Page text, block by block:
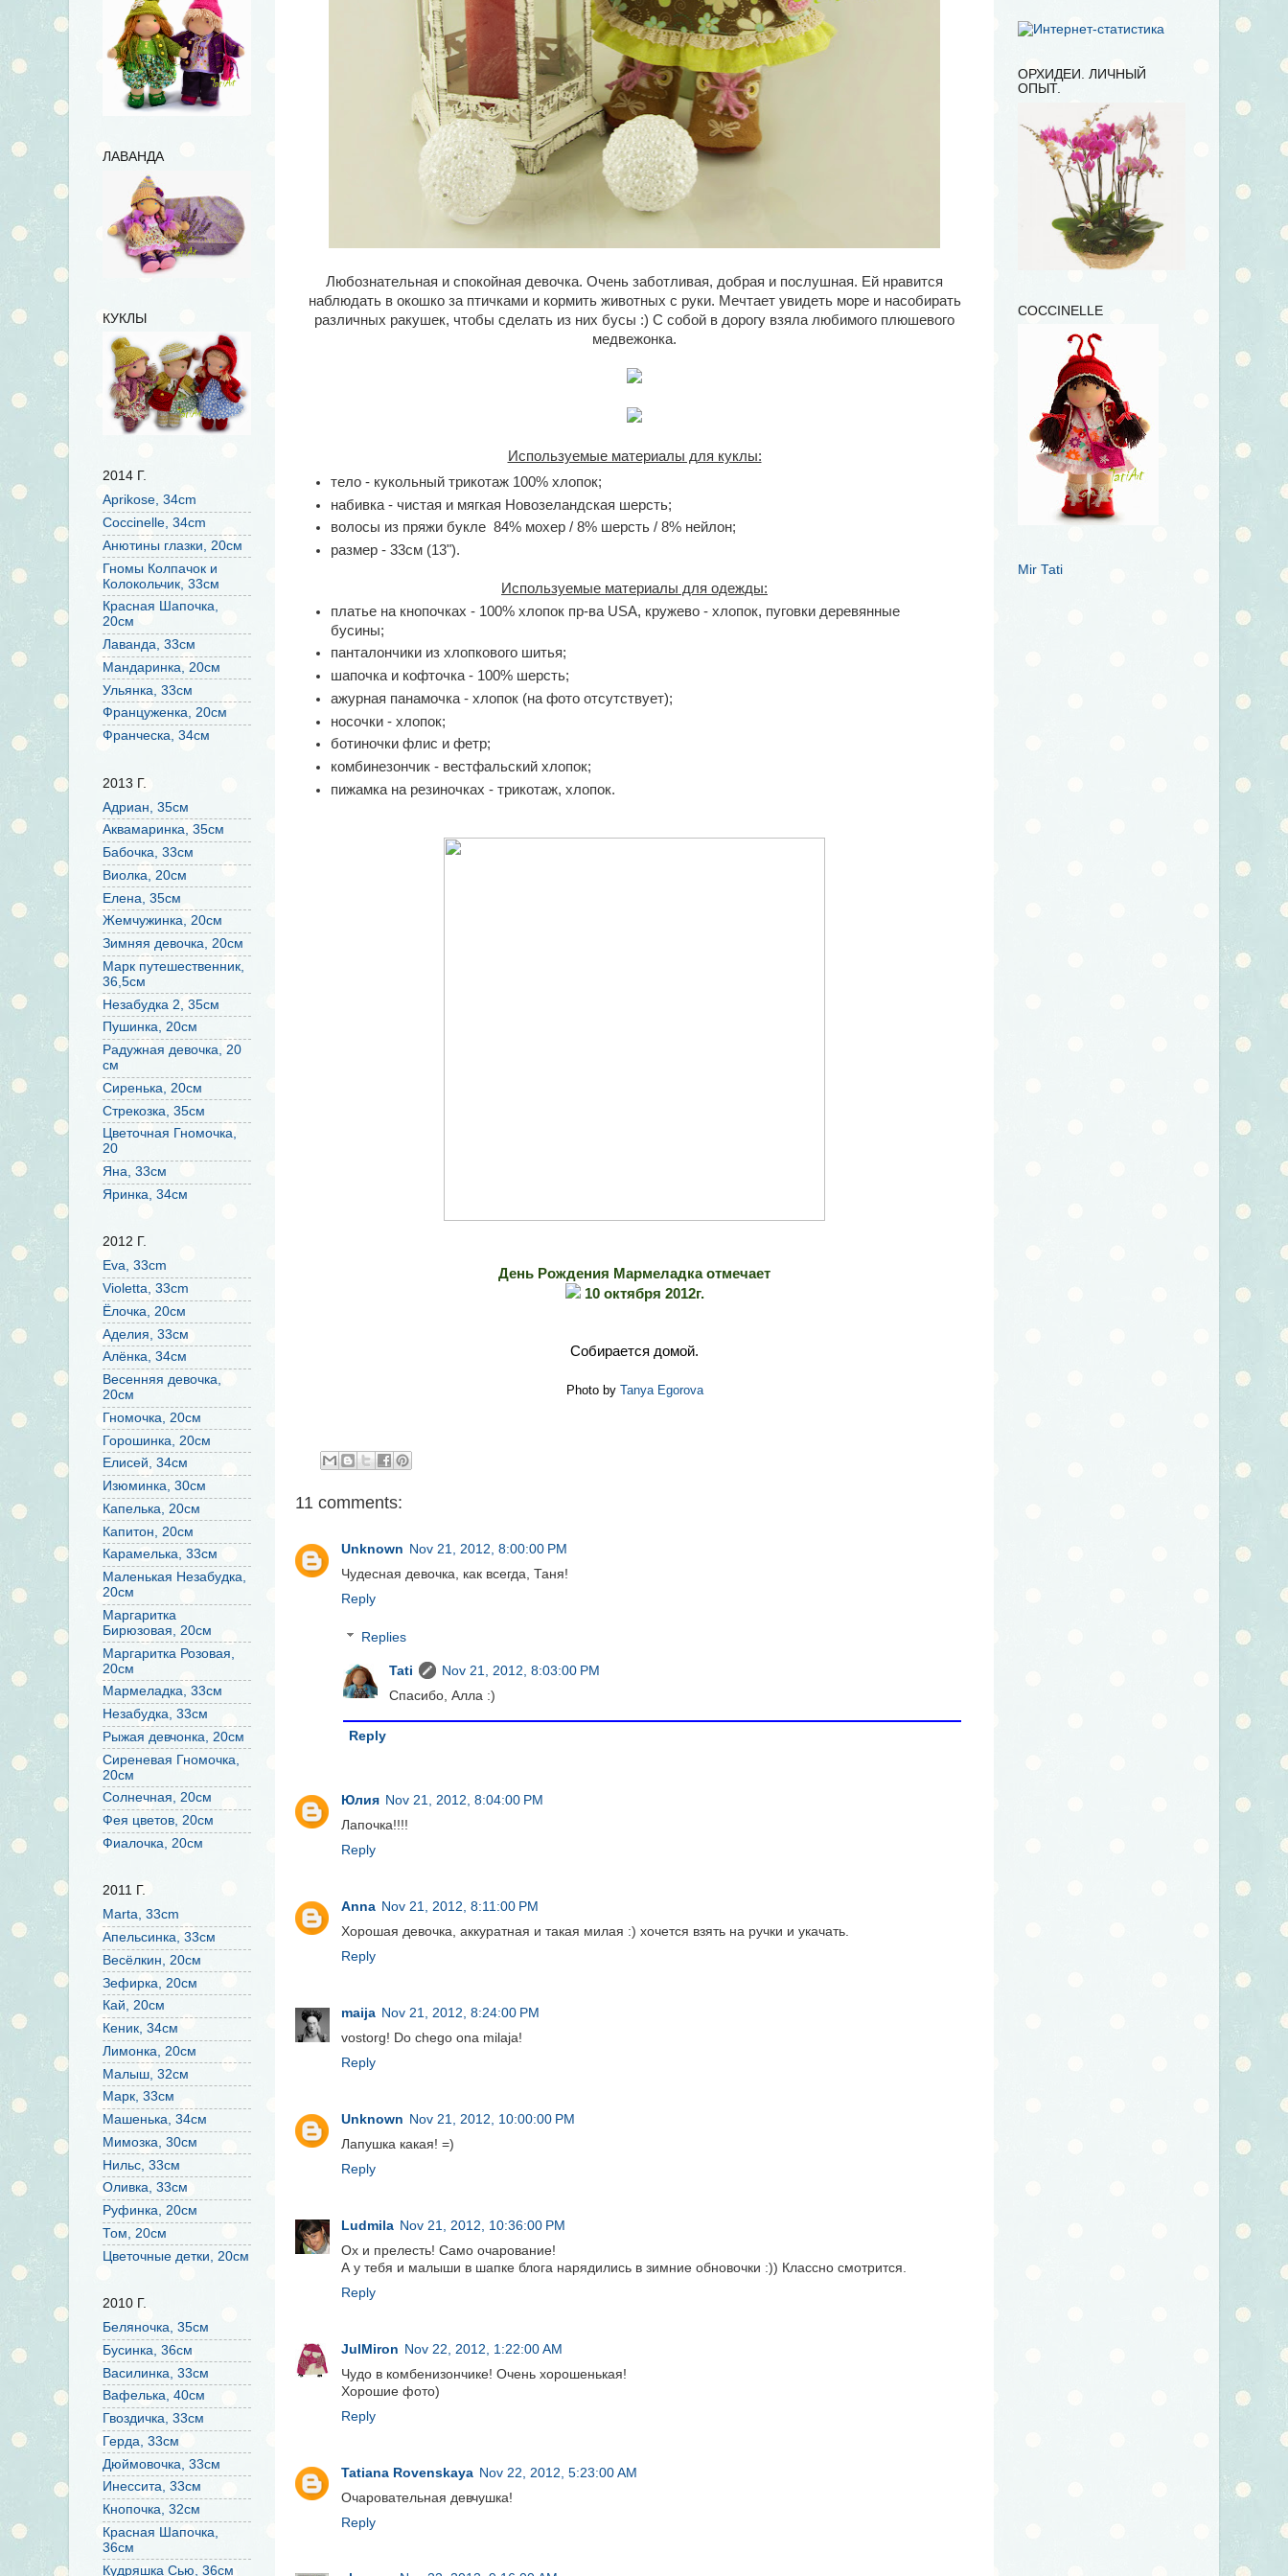
Любознательная и спокойная девочка. Очень заботливая, добрая и послушная. Ей нравится
наблюдать в окошко за птичками и кормить животных с руки. Мечтает увидеть море и насобирать
различных ракушек, чтобы сделать из них бусы :) С собой в дорогу взяла любимого плюшевого
медвежонка.
Используемые материалы для куклы:
тело - кукольный трикотаж 100% хлопок;
набивка - чистая и мягкая Новозеландская шерсть;
волосы из пряжи букле 84% мохер / 8% шерсть / 8% нейлон;
размер - 33см (13").
Используемые материалы для одежды:
платье на кнопочках - 100% хлопок пр-ва USA, кружево - хлопок, пуговки деревянные
бусины;
панталончики из хлопкового шитья;
шапочка и кофточка - 100% шерсть;
ажурная панамочка - хлопок (на фото отсутствует);
носочки - хлопок;
ботиночки флис и фетр;
комбинезончик - вестфальский хлопок;
пижамка на резиночках - трикотаж, хлопок.
День Рождения Мармеладка отмечает
10 октября 2012г.
Собирается домой.
Photo by Tanya Egorova
11 comments:
Unknown Nov 21, 2012, 8:00:00 PM
Чудесная девочка, как всегда, Таня!
Reply
Replies
Tati
Nov 21, 2012, 8:03:00 PM
Спасибо, Алла :)
Reply
Юлия Nov 21, 2012, 8:04:00 PM
Лапочка!!!!
Reply
Anna Nov 21, 2012, 8:11:00 PM
Хорошая девочка, аккуратная и такая милая :) хочется взять на ручки и укачать.
Reply
maija Nov 21, 2012, 8:24:00 PM
vostorg! Do chego ona milaja!
Reply
Unknown Nov 21, 2012, 10:00:00 PM
Лапушка какая! =)
Reply
Ludmila Nov 21, 2012, 10:36:00 PM
Ох и прелесть! Само очарование!
А у тебя и малыши в шапке блога нарядились в зимние обновочки :)) Классно смотрится.
Reply
JulMiron Nov 22, 2012, 1:22:00 AM
Чудо в комбенизончике! Очень хорошенькая!
Хорошие фото)
Reply
Tatiana Rovenskaya Nov 22, 2012, 5:23:00 AM
Очаровательная девчушка!
Reply
ЛАВАНДА
КУКЛЫ
2014 Г.
Aprikose, 34cm
Coccinelle, 34cm
Анютины глазки, 20см
Гномы Колпачок и
Колокольчик, 33см
Красная Шапочка,
20см
Лаванда, 33см
Мандаринка, 20см
Ульянка, 33см
Француженка, 20см
Франческа, 34см
2013 Г.
Адриан, 35см
Аквамаринка, 35см
Бабочка, 33см
Виолка, 20см
Елена, 35см
Жемчужинка, 20см
Зимняя девочка, 20см
Марк путешественник,
36,5см
Незабудка 2, 35см
Пушинка, 20см
Радужная девочка, 20
см
Сиренька, 20см
Стрекозка, 35см
Цветочная Гномочка,
20
Яна, 33см
Яринка, 34см
2012 Г.
Eva, 33cm
Violetta, 33cm
Ёлочка, 20см
Аделия, 33см
Алёнка, 34см
Весенняя девочка,
20см
Гномочка, 20см
Горошинка, 20см
Елисей, 34см
Изюминка, 30см
Капелька, 20см
Капитон, 20см
Карамелька, 33см
Маленькая Незабудка,
20см
Маргаритка
Бирюзовая, 20см
Маргаритка Розовая,
20см
Мармеладка, 33см
Незабудка, 33см
Рыжая девчонка, 20см
Сиреневая Гномочка,
20см
Солнечная, 20см
Фея цветов, 20см
Фиалочка, 20см
2011 Г.
Marta, 33cm
Апельсинка, 33см
Весёлкин, 20см
Зефирка, 20см
Кай, 20см
Кеник, 34см
Лимонка, 20см
Малыш, 32см
Марк, 33см
Машенька, 34см
Мимозка, 30см
Нильс, 33см
Оливка, 33см
Руфинка, 20см
Том, 20см
Цветочные детки, 20см
2010 Г.
Беляночка, 35см
Бусинка, 36см
Василинка, 33см
Вафелька, 40см
Гвоздичка, 33см
Герда, 33см
Дюймовочка, 33см
Инессита, 33см
Кнопочка, 32см
Красная Шапочка,
36см
Кудряшка Сью, 36см
ОРХИДЕИ. ЛИЧНЫЙ
ОПЫТ.
COCCINELLE
Mir Tati